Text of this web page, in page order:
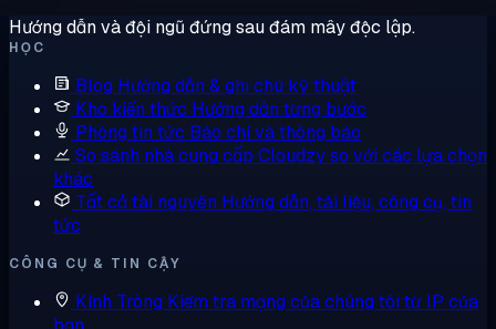
Hướng dẫn và đội ngũ đứng sau đám mây độc lập.
HỌC
Blog Hướng dẫn & ghi chú kỹ thuật
Kho kiến thức Hướng dẫn từng bước
Phòng tin tức Báo chí và thông báo
So sánh nhà cung cấp Cloudzy so với các lựa chọn
khác
Tất cả tài nguyên Hướng dẫn, tài liệu, công cụ, tin
tức
CÔNG CỤ & TIN CẬY
Kính Tròng Kiểm tra mạng của chúng tôi từ IP của